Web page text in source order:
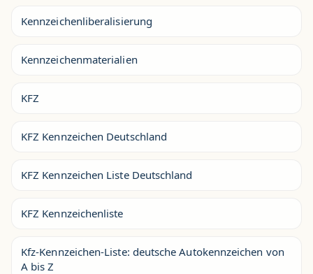
Kennzeichenliberalisierung
Kennzeichenmaterialien
KFZ
KFZ Kennzeichen Deutschland
KFZ Kennzeichen Liste Deutschland
KFZ Kennzeichenliste
Kfz-Kennzeichen-Liste: deutsche Autokennzeichen von
A bis Z